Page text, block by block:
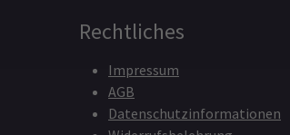
Rechtliches
Impressum
AGB
Datenschutzinformationen